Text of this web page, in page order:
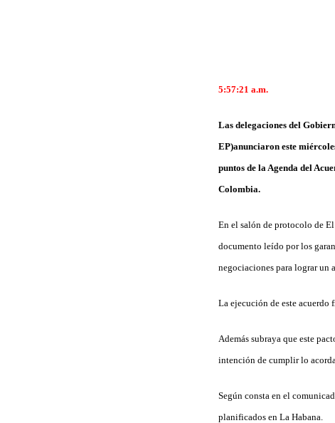
5:57:21 a.m.
Las delegaciones del
EP)anunciaron este
puntos de la Agenda del
Colombia.
En el salón de protocolo de
documento leído por los
negociaciones para lograr un
La ejecución de este acuerdo
Además subraya que este
intención de cumplir lo
Según consta en el
planificados en La Habana.